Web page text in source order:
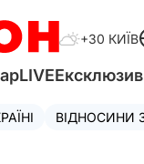
+30 КИЇВ
LIVEЕксклюзив
ВІДНОСИНИ